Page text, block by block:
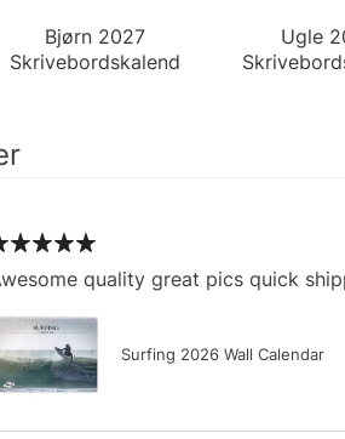
Bjørn 2027
Skrivebordskalender
Ugle
quality great pics quick
Surfing 2026 Wall Calendar